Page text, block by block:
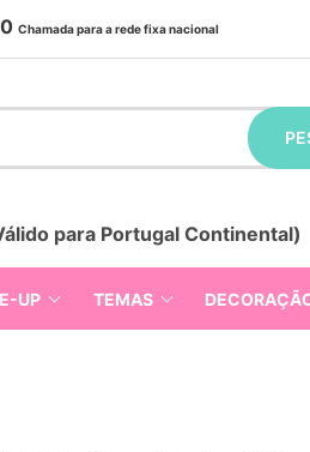
Chamada para a rede fixa nacional
para Portugal Continental)
UP TEMAS